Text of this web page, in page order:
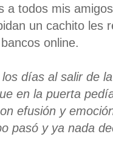
a todos mis
un cachito les
online.
días al salir de
en la puerta
efusión y
pasó y ya nada